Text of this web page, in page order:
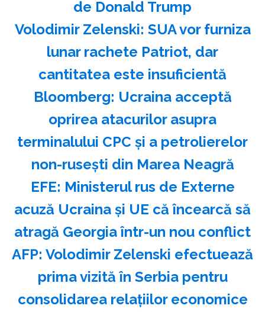
de Donald Trump
Volodimir Zelenski: SUA vor furniza
lunar rachete Patriot, dar
cantitatea este insuficientă
Bloomberg: Ucraina acceptă
oprirea atacurilor asupra
terminalului CPC şi a petrolierelor
non-ruseşti din Marea Neagră
EFE: Ministerul rus de Externe
acuză Ucraina şi UE că încearcă să
atragă Georgia într-un nou conflict
AFP: Volodimir Zelenski efectuează
prima vizită în Serbia pentru
consolidarea relaţiilor economice